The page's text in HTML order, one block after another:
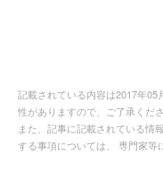
記載されている内容は2017年
性がありますので、ご了承くださ
また、記事に記載されている情
する事項については、 専門家等